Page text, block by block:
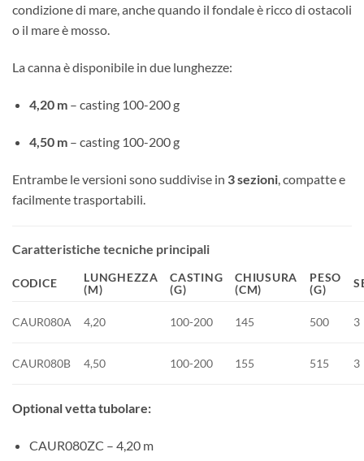
condizione di mare, anche quando il fondale è ricco di ostacoli
o il mare è mosso.
La canna è disponibile in due lunghezze:
4,20 m– casting 100-200 g
4,50 m– casting 100-200 g
Entrambe le versioni sono suddivise in 3 sezioni , compatte e
facilmente trasportabili.
Caratteristiche tecniche principali
CODICE
LUNGHEZZA
(M)
CASTING
(G)
CHIUSURA
(CM)
PESO
(G)
CAUR080A 4,20 100-200 145 500 3
CAUR080B 4,50 100-200 155 515 3
Optional vetta tubolare:
CAUR080ZC – 4,20 m